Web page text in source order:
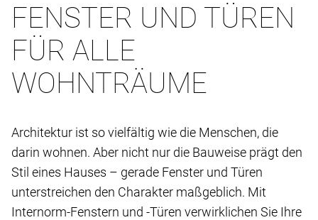
FENSTER UND TÜREN
FÜR ALLE
WOHNTRÄUME
Architektur ist so vielfältig wie die Menschen, die
darin wohnen. Aber nicht nur die Bauweise prägt den
Stil eines Hauses – gerade Fenster und Türen
unterstreichen den Charakter maßgeblich. Mit
Internorm-Fenstern und -Türen verwirklichen Sie Ihre